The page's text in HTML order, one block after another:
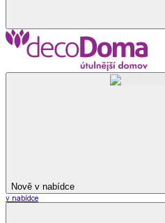
Nově v nabídce
v nabídce